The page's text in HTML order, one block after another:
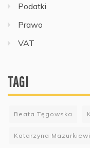
Podatki
Prawo
VAT
TAGI
Beata Tęgowska
Katarzyna